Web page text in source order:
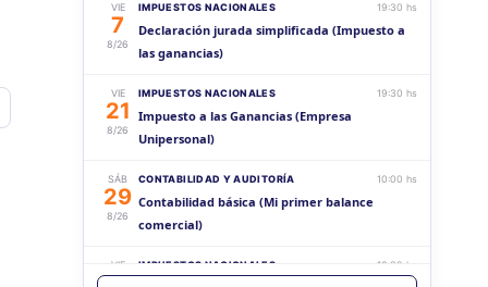
VIE
7
8/26
IMPUESTOS NACIONALES 19:30 hs
Declaración jurada simplificada (Impuesto a
las ganancias)
VIE
21
8/26
IMPUESTOS NACIONALES 19:30 hs
Impuesto a las Ganancias (Empresa
Unipersonal)
SÁB
29
8/26
CONTABILIDAD Y AUDITORÍA 10:00 hs
Contabilidad básica (Mi primer balance
comercial)
VIE IMPUESTOS NACIONALES 19:30 hs